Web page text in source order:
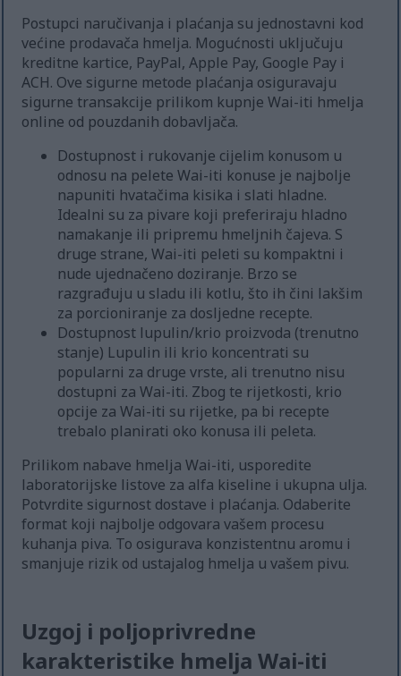
Postupci naručivanja i plaćanja su jednostavni kod
većine prodavača hmelja. Mogućnosti uključuju
kreditne kartice, PayPal, Apple Pay, Google Pay i
ACH. Ove sigurne metode plaćanja osiguravaju
sigurne transakcije prilikom kupnje Wai-iti hmelja
online od pouzdanih dobavljača.
Dostupnost i rukovanje cijelim konusom u
odnosu na pelete Wai-iti konuse je najbolje
napuniti hvatačima kisika i slati hladne.
Idealni su za pivare koji preferiraju hladno
namakanje ili pripremu hmeljnih čajeva. S
druge strane, Wai-iti peleti su kompaktni i
nude ujednačeno doziranje. Brzo se
razgrađuju u sladu ili kotlu, što ih čini lakšim
za porcioniranje za dosljedne recepte.
Dostupnost lupulin/krio proizvoda (trenutno
stanje) Lupulin ili krio koncentrati su
popularni za druge vrste, ali trenutno nisu
dostupni za Wai-iti. Zbog te rijetkosti, krio
opcije za Wai-iti su rijetke, pa bi recepte
trebalo planirati oko konusa ili peleta.
Prilikom nabave hmelja Wai-iti, usporedite
laboratorijske listove za alfa kiseline i ukupna ulja.
Potvrdite sigurnost dostave i plaćanja. Odaberite
format koji najbolje odgovara vašem procesu
kuhanja piva. To osigurava konzistentnu aromu i
smanjuje rizik od ustajalog hmelja u vašem pivu.
Uzgoj i poljoprivredne
karakteristike hmelja Wai-iti